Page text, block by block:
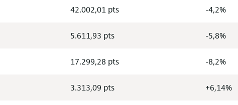
42.002,01 pts -4,2%
5.611,93 pts -5,8%
17.299,28 pts -8,2%
3.313,09 pts +6,14%